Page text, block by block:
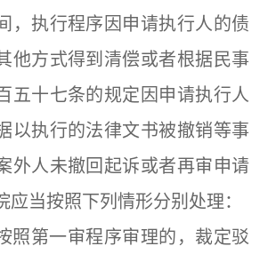
，执行程序因申请执行人的债
他方式得到清偿或者根据民事
五十七条的规定因申请执行人
以执行的法律文书被撤销等事
外人未撤回起诉或者再审申请
应当按照下列情形分别处理：
第一审程序审理的，裁定驳